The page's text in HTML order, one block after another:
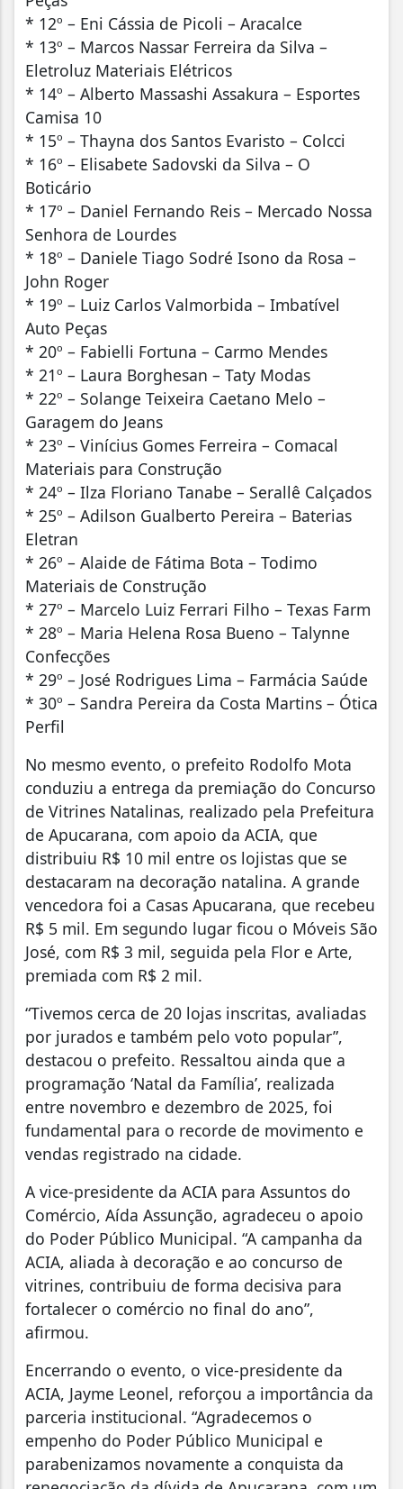
* 12º – Eni Cássia de Picoli – Aracalce
* 13º – Marcos Nassar Ferreira da Silva –
Eletroluz Materiais Elétricos
* 14º – Alberto Massashi Assakura – Esportes
Camisa 10
* 15º – Thayna dos Santos Evaristo – Colcci
* 16º – Elisabete Sadovski da Silva – O
Boticário
* 17º – Daniel Fernando Reis – Mercado Nossa
Senhora de Lourdes
* 18º – Daniele Tiago Sodré Isono da Rosa –
John Roger
* 19º – Luiz Carlos Valmorbida – Imbatível
Auto Peças
* 20º – Fabielli Fortuna – Carmo Mendes
* 21º – Laura Borghesan – Taty Modas
* 22º – Solange Teixeira Caetano Melo –
Garagem do Jeans
* 23º – Vinícius Gomes Ferreira – Comacal
Materiais para Construção
* 24º – Ilza Floriano Tanabe – Serallê Calçados
* 25º – Adilson Gualberto Pereira – Baterias
Eletran
* 26º – Alaide de Fátima Bota – Todimo
Materiais de Construção
* 27º – Marcelo Luiz Ferrari Filho – Texas Farm
* 28º – Maria Helena Rosa Bueno – Talynne
Confecções
* 29º – José Rodrigues Lima – Farmácia Saúde
* 30º – Sandra Pereira da Costa Martins – Ótica
Perfil
No mesmo evento, o prefeito Rodolfo Mota
conduziu a entrega da premiação do Concurso
de Vitrines Natalinas, realizado pela Prefeitura
de Apucarana, com apoio da ACIA, que
distribuiu R$ 10 mil entre os lojistas que se
destacaram na decoração natalina. A grande
vencedora foi a Casas Apucarana, que recebeu
R$ 5 mil. Em segundo lugar ficou o Móveis São
José, com R$ 3 mil, seguida pela Flor e Arte,
premiada com R$ 2 mil.
“Tivemos cerca de 20 lojas inscritas, avaliadas
por jurados e também pelo voto popular”,
destacou o prefeito. Ressaltou ainda que a
programação ‘Natal da Família’, realizada
entre novembro e dezembro de 2025, foi
fundamental para o recorde de movimento e
vendas registrado na cidade.
A vice-presidente da ACIA para Assuntos do
Comércio, Aída Assunção, agradeceu o apoio
do Poder Público Municipal. “A campanha da
ACIA, aliada à decoração e ao concurso de
vitrines, contribuiu de forma decisiva para
fortalecer o comércio no final do ano”,
afirmou.
Encerrando o evento, o vice-presidente da
ACIA, Jayme Leonel, reforçou a importância da
parceria institucional. “Agradecemos o
empenho do Poder Público Municipal e
parabenizamos novamente a conquista da